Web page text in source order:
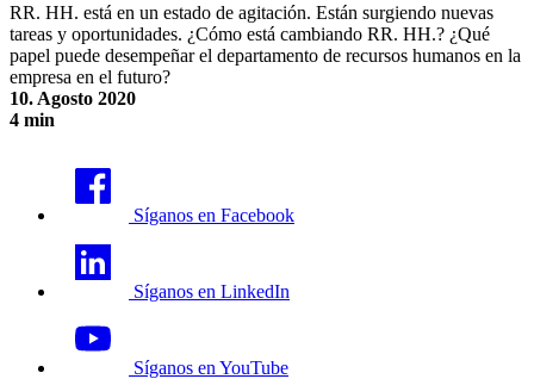
RR. HH. está en un estado de agitación. Están surgiendo nuevas
tareas y oportunidades. ¿Cómo está cambiando RR. HH.? ¿Qué
papel puede desempeñar el departamento de recursos humanos en la
empresa en el futuro?
10. Agosto 2020
4 min
Síganos en Facebook
Síganos en LinkedIn
Síganos en YouTube